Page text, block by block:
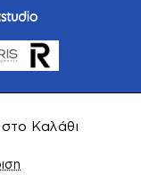
Καλάθι